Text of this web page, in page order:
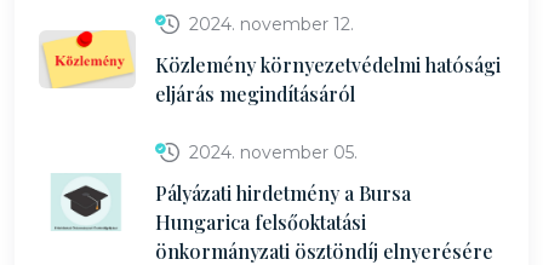
2024. november 12.
Közlemény környezetvédelmi hatósági
eljárás megindításáról
2024. november 05.
Pályázati hirdetmény a Bursa
Hungarica felsőoktatási
önkormányzati ösztöndíj elnyerésére